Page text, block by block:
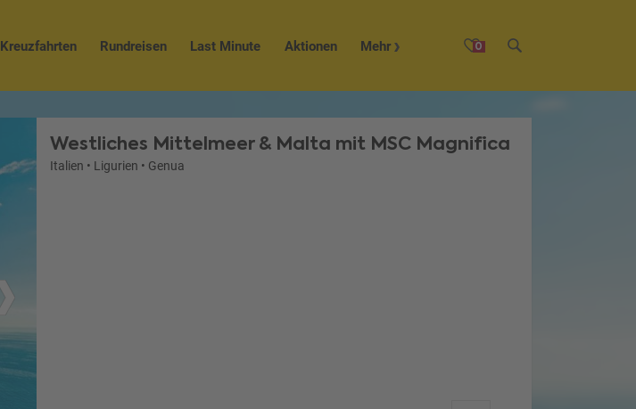
0
Kreuzfahrten Rundreisen Last Minute Aktionen Mehr
Westliches Mittelmeer & Malta mit MSC Magnifica
Italien • Ligurien • Genua